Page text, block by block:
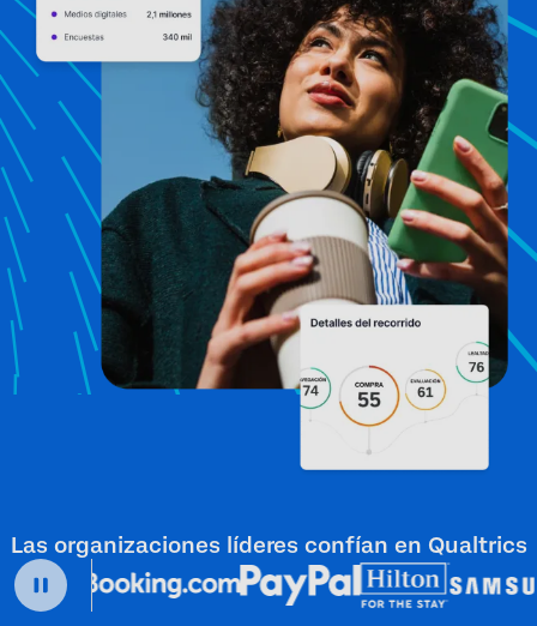
Las organizaciones líderes confían en Qualtrics